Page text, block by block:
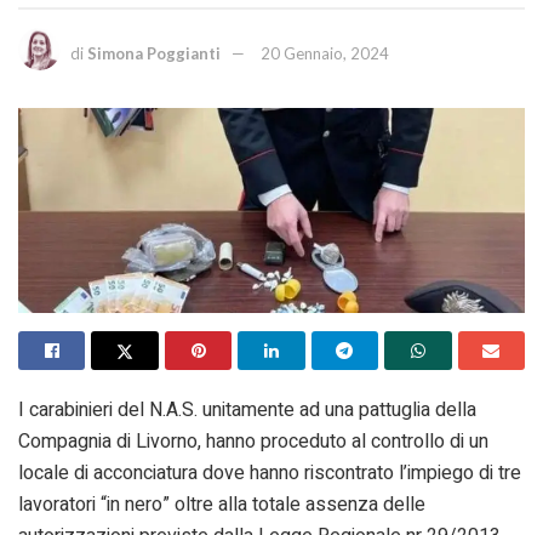
di Simona Poggianti 20 Gennaio, 2024
I carabinieri del N.A.S. unitamente ad una pattuglia della
Compagnia di Livorno, hanno proceduto al controllo di un
locale di acconciatura dove hanno riscontrato l’impiego di tre
lavoratori “in nero” oltre alla totale assenza delle